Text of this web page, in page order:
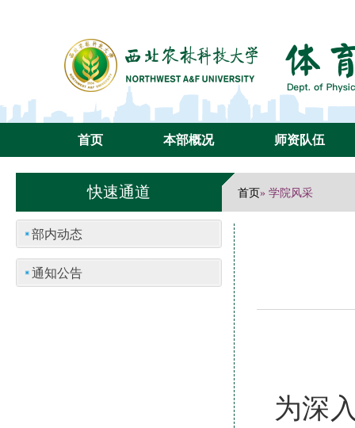
首页 本部概况 师资队伍
快速通道 首页» 学院风采
部内动态
通知公告
为深